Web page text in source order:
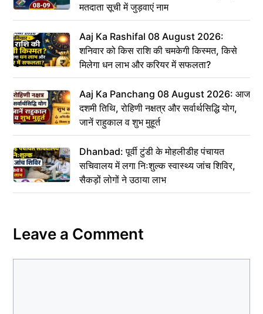
मतदाता सूची में जुड़वाएं नाम
Aaj Ka Rashifal 08 August 2026:
शनिवार को किस राशि की चमकेगी किस्मत, किसे
मिलेगा धन लाभ और करियर में सफलता?
Aaj Ka Panchang 08 August 2026: आज
दशमी तिथि, रोहिणी नक्षत्र और सर्वार्थसिद्धि योग,
जानें राहुकाल व शुभ मुहूर्त
Dhanbad: पूर्वी टुंडी के मोहलीडीह पंचायत
सचिवालय में लगा निःशुल्क स्वास्थ्य जांच शिविर,
सैकड़ों लोगों ने उठाया लाभ
Leave a Comment